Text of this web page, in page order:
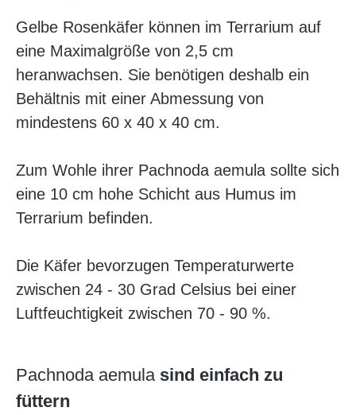
Gelbe Rosenkäfer können im Terrarium auf
eine Maximalgröße von 2,5 cm
heranwachsen. Sie benötigen deshalb ein
Behältnis mit einer Abmessung von
mindestens 60 x 40 x 40 cm.
Zum Wohle ihrer Pachnoda aemula sollte sich
eine 10 cm hohe Schicht aus Humus im
Terrarium befinden.
Die Käfer bevorzugen Temperaturwerte
zwischen 24 - 30 Grad Celsius bei einer
Luftfeuchtigkeit zwischen 70 - 90 %.
Pachnoda aemulasind einfach zu
füttern